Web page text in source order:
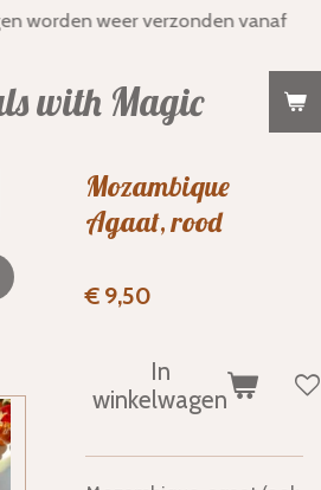
with Magic
worden weer verzonden vanaf
Mozambique
Agaat, rood
€ 9,50
In
winkelwagen